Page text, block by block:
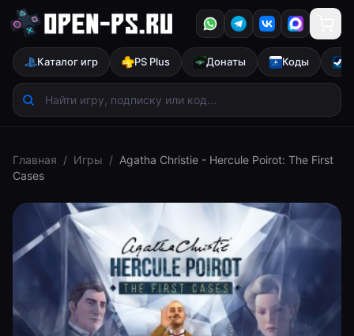
Каталог игр PS Plus Донаты Коды
Главная / Игры / Agatha Christie - Hercule Poirot: The First
Cases